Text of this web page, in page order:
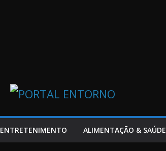
ENTRETENIMENTO ALIMENTAÇÃO & SAÚDE